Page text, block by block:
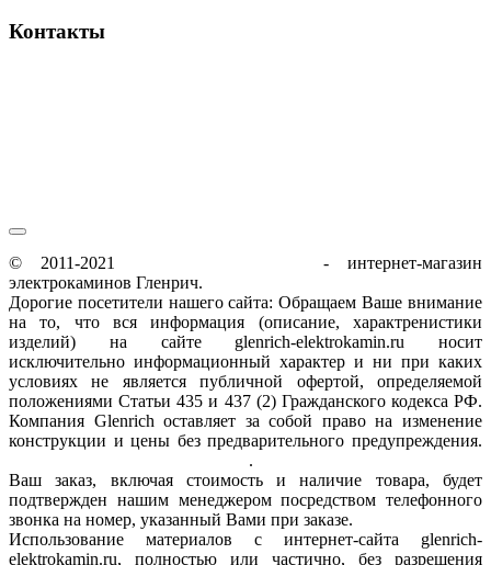
Контакты
© 2011-2021
- интернет-магазин
электрокаминов Гленрич.
Дорогие посетители нашего сайта: Обращаем Ваше внимание
на то, что вся информация (описание, характренистики
изделий) на сайте glenrich-elektrokamin.ru носит
исключительно информационный характер и ни при каких
условиях не является публичной офертой, определяемой
положениями Статьи 435 и 437 (2) Гражданского кодекса РФ.
Компания Glenrich оставляет за собой право на изменение
конструкции и цены без предварительного предупреждения.
.
Ваш заказ, включая стоимость и наличие товара, будет
подтвержден нашим менеджером посредством телефонного
звонка на номер, указанный Вами при заказе.
Использование материалов с интернет-сайта glenrich-
elektrokamin.ru, полностью или частично, без разрешения